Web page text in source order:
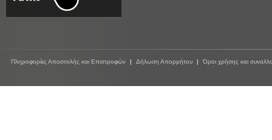
Πληροφορίες Αποστολής και Επιστροφών | Δήλωση Απορρήτου | Όροι χρήσης και